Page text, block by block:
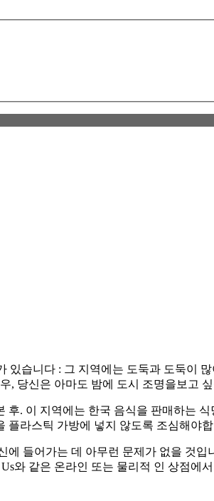
습니다 : 그 지역에는 도둑과 도둑이
, 당신은 아마도 밤에 도시 조명을보고
. 이 지역에는 한국 음식을 판매하는
플라스틱 가방에 넣지 않도록 조심해야
들어가는 데 아무런 문제가 없을 것입
와 같은 온라인 또는 물리적 인 상점에